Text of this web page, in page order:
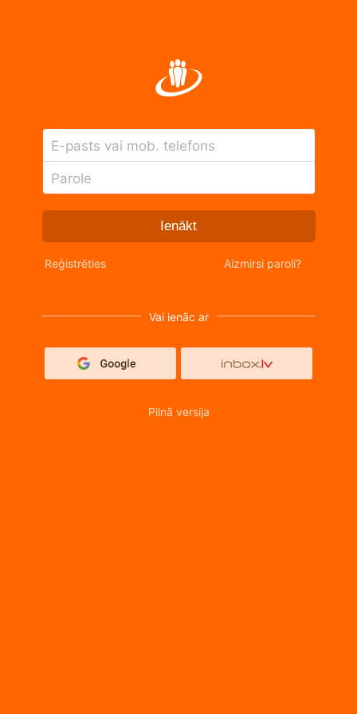
E-pasts vai mob. telefons
Parole
Ienākt
Reģistrēties Aizmirsi paroli?
Vai ienāc ar
Pilnā versija